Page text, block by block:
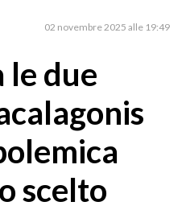
02 novembre 2025 alle 19:49
due
scelto